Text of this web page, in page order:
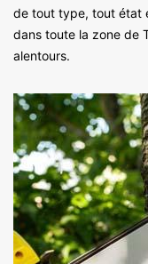
de tout type, tout état
dans toute la zone de
alentours.